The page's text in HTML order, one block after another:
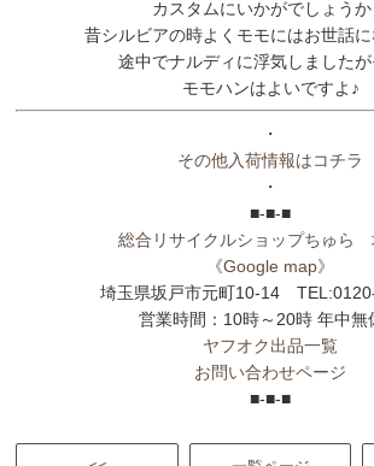
カスタムにいかがでしょうか
昔シルビアの時よくモモにはお世話
途中でナルディに浮気しましたが
モモハンはよいですよ♪
・
その他入荷情報はコチラ
・
■-■-■
総合リサイクルショップちゅら
《Google map》
埼玉県坂戸市元町10-14
営業時間：10時～20時 年中無
ヤフオク出品一覧
お問い合わせページ
■-■-■